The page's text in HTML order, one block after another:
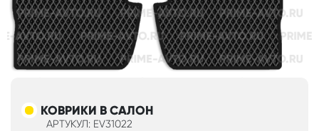
КОВРИКИ В САЛОН
АРТУКУЛ: EV31022